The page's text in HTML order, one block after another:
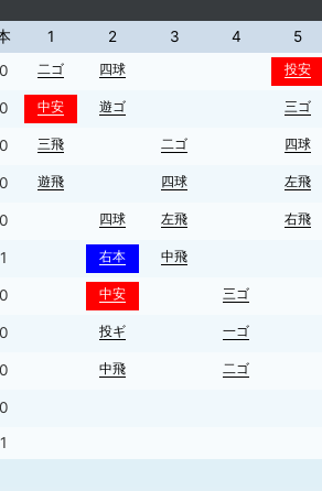
1 2 3 4 5
二ゴ 四球 投安
中安 遊ゴ 三ゴ
三飛 二ゴ 四球
遊飛 四球 左飛
四球 左飛 右飛
1 右本 中飛
中安 三ゴ
投ギ 一ゴ
中飛 二ゴ
1